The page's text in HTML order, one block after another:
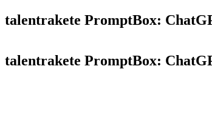
talentrakete PromptBox:
talentrakete PromptBox: